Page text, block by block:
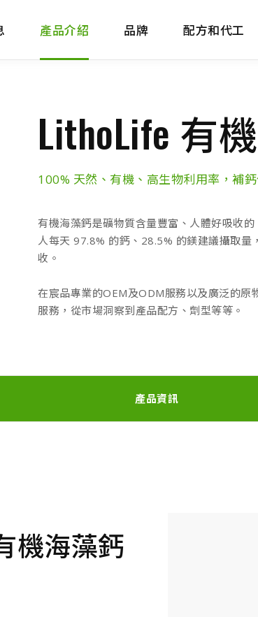
產品介紹 品牌 配方和代工
LithoLife 有
100% 天然、有機、高生物利用率，補
有機海藻鈣是礦物質含量豐富、人體好吸收
人每天 97.8% 的鈣、28.5% 的鎂建議攝取
收。
在宸品專業的OEM及ODM服務以及廣泛的
服務，從市場洞察到產品配方、劑型等等。
產品資訊
機海藻鈣